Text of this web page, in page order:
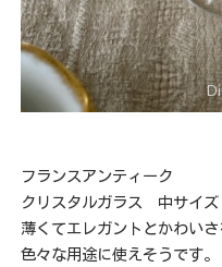
フランスアンティーク
クリスタルガラス 中サイズ
薄くてエレガントとかわい
色々な用途に使えそうです。